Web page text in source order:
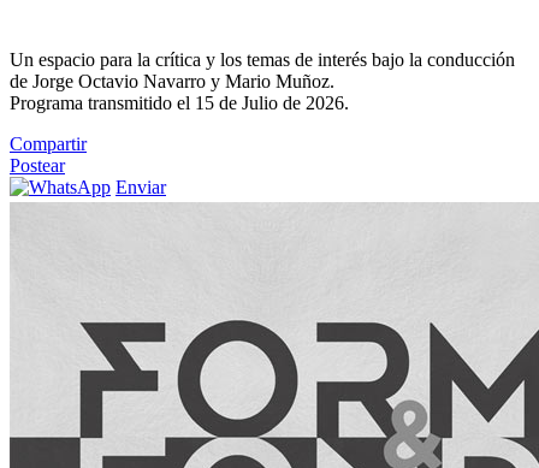
Un espacio para la crítica y los temas de interés bajo la conducción
de Jorge Octavio Navarro y Mario Muñoz.
Programa transmitido el 15 de Julio de 2026.
Compartir
Postear
Enviar